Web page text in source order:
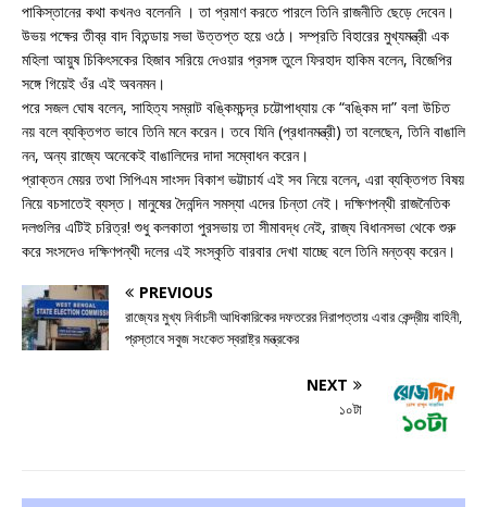
পাকিস্তানের কথা কখনও বলেননি । তা প্রমাণ করতে পারলে তিনি রাজনীতি ছেড়ে দেবেন।
উভয় পক্ষের তীব্র বাদ বিতন্ডায় সভা উত্তপ্ত হয়ে ওঠে। সম্প্রতি বিহারের মুখ্যমন্ত্রী এক
মহিলা আয়ুষ চিকিৎসকের হিজাব সরিয়ে দেওয়ার প্রসঙ্গ তুলে ফিরহাদ হাকিম বলেন, বিজেপির
সঙ্গে গিয়েই ওঁর এই অবনমন।
পরে সজল ঘোষ বলেন, সাহিত্য সম্রাট বঙ্কিমচন্দ্র চট্টোপাধ্যায় কে “বঙ্কিম দা” বলা উচিত
নয় বলে ব্যক্তিগত ভাবে তিনি মনে করেন। তবে যিনি (প্রধানমন্ত্রী) তা বলেছেন, তিনি বাঙালি
নন, অন্য রাজ্যে অনেকেই বাঙালিদের দাদা সম্বোধন করেন।
প্রাক্তন মেয়র তথা সিপিএম সাংসদ বিকাশ ভট্টাচার্য এই সব নিয়ে বলেন, এরা ব্যক্তিগত বিষয়
নিয়ে বচসাতেই ব্যস্ত। মানুষের দৈনন্দিন সমস্যা এদের চিন্তা নেই। দক্ষিণপন্থী রাজনৈতিক
দলগুলির এটিই চরিত্র! শুধু কলকাতা পুরসভায় তা সীমাবদ্ধ নেই, রাজ্য বিধানসভা থেকে শুরু
করে সংসদেও দক্ষিণপন্থী দলের এই সংস্কৃতি বারবার দেখা যাচ্ছে বলে তিনি মন্তব্য করেন।
PREVIOUS
রাজ্যের মুখ্য নির্বাচনী আধিকারিকের দফতরের নিরাপত্তায় এবার কেন্দ্রীয় বাহিনী,
প্রস্তাবে সবুজ সংকেত স্বরাষ্ট্র মন্ত্রকের
NEXT
১০টা